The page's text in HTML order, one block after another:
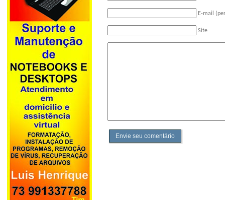
E-mail
Site
Envie seu comentário